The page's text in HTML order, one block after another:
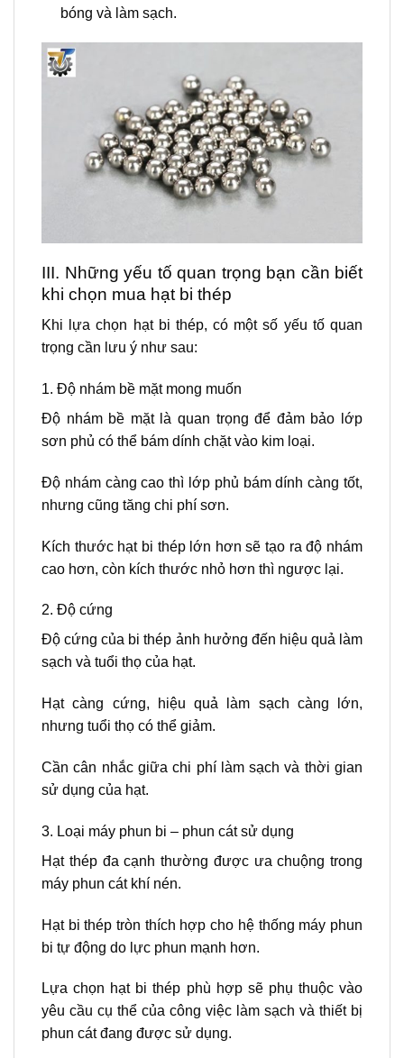
bóng và làm sạch.
III. Những yếu tố quan trọng bạn cần biết
khi chọn mua hạt bi thép
Khi lựa chọn hạt bi thép, có một số yếu tố quan
trọng cần lưu ý như sau:
1. Độ nhám bề mặt mong muốn
Độ nhám bề mặt là quan trọng để đảm bảo lớp
sơn phủ có thể bám dính chặt vào kim loại.
Độ nhám càng cao thì lớp phủ bám dính càng tốt,
nhưng cũng tăng chi phí sơn.
Kích thước hạt bi thép lớn hơn sẽ tạo ra độ nhám
cao hơn, còn kích thước nhỏ hơn thì ngược lại.
2. Độ cứng
Độ cứng của bi thép ảnh hưởng đến hiệu quả làm
sạch và tuổi thọ của hạt.
Hạt càng cứng, hiệu quả làm sạch càng lớn,
nhưng tuổi thọ có thể giảm.
Cần cân nhắc giữa chi phí làm sạch và thời gian
sử dụng của hạt.
3. Loại máy phun bi – phun cát sử dụng
Hạt thép đa cạnh thường được ưa chuộng trong
máy phun cát khí nén.
Hạt bi thép tròn thích hợp cho hệ thống máy phun
bi tự động do lực phun mạnh hơn.
Lựa chọn hạt bi thép phù hợp sẽ phụ thuộc vào
yêu cầu cụ thể của công việc làm sạch và thiết bị
phun cát đang được sử dụng.